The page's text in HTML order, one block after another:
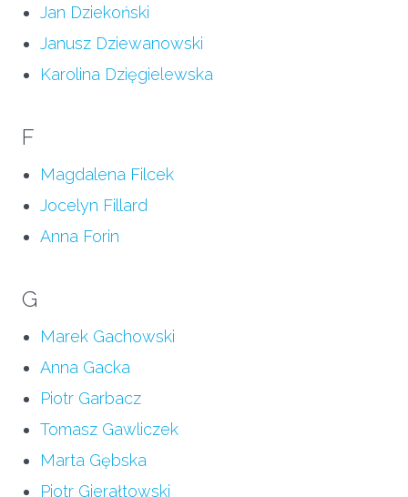
Jan Dziekoński
Janusz Dziewanowski
Karolina Dzięgielewska
F
Magdalena Filcek
Jocelyn Fillard
Anna Forin
G
Marek Gachowski
Anna Gacka
Piotr Garbacz
Tomasz Gawliczek
Marta Gębska
Piotr Gierałtowski